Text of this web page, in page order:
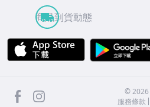
商品到貨動態
APP Store
facebook ©2026
服務條款